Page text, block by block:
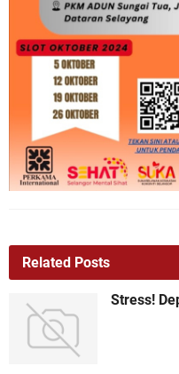
Related Posts
Stress!